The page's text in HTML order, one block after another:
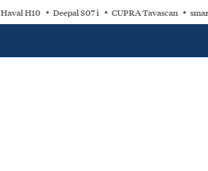
Haval H10 Deepal S07 i CUPRA Tavascan